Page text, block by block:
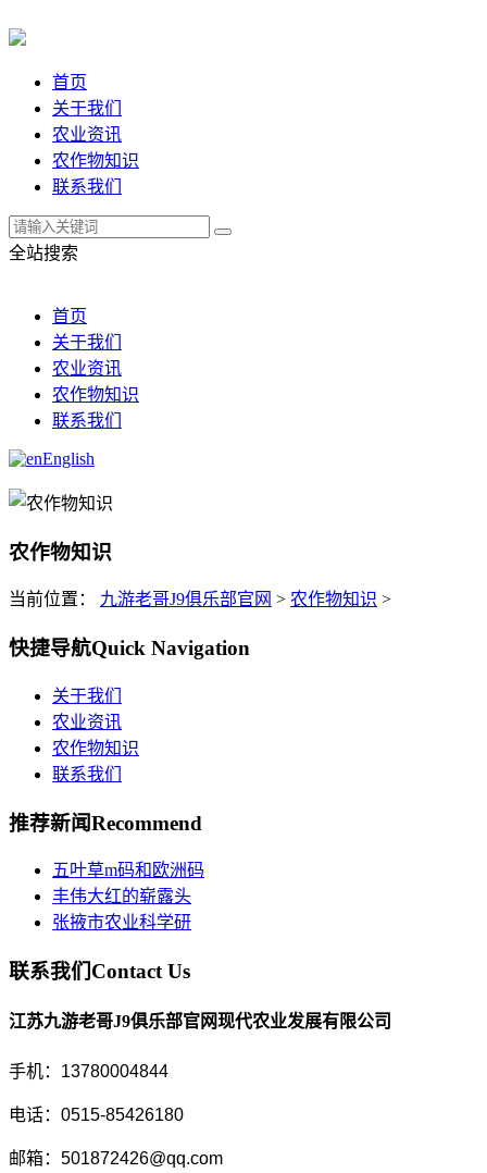
首页
关于我们
农业资讯
农作物知识
联系我们
全站搜索
首页
关于我们
农业资讯
农作物知识
联系我们
English
农作物知识
当前位置： 九游老哥J9俱乐部官网 > 农作物知识 >
快捷导航Quick Navigation
关于我们
农业资讯
农作物知识
联系我们
推荐新闻Recommend
五叶草m码和欧洲码
丰伟大红的崭露头
张掖市农业科学研
联系我们Contact Us
江苏九游老哥J9俱乐部官网现代农业发展有限公司
手机：13780004844
电话：0515-85426180
邮箱：501872426@qq.com